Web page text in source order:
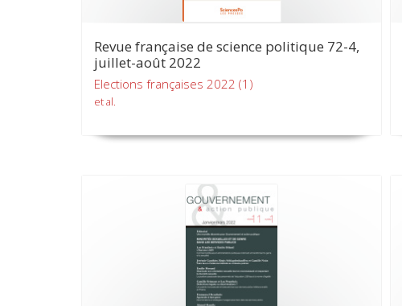
Revue française de science politique 72-4,
juillet-août 2022
Elections françaises 2022 (1)
et al.